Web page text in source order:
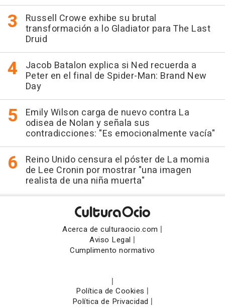
Russell Crowe exhibe su brutal
transformación a lo Gladiator para The Last
Druid
Jacob Batalon explica si Ned recuerda a
Peter en el final de Spider-Man: Brand New
Day
Emily Wilson carga de nuevo contra La
odisea de Nolan y señala sus
contradicciones: "Es emocionalmente vacía"
Reino Unido censura el póster de La momia
de Lee Cronin por mostrar "una imagen
realista de una niña muerta"
Acerca de culturaocio.com |
Aviso Legal |
Cumplimento normativo
|
Política de Cookies |
Política de Privacidad |